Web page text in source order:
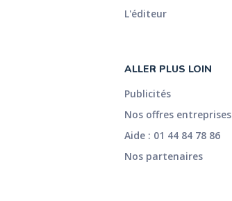
L'éditeur
ALLER PLUS LOIN
Publicités
Nos offres entreprises
Aide : 01 44 84 78 86
Nos partenaires